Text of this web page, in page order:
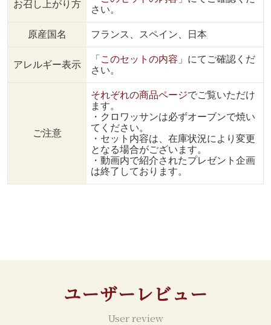
お召し上がり方
さい。
原産国名 フランス、スペイン、日本
アレルギー表示 「このセットの内容」 にてご確認くだ
さい。
ご注意
それぞれの商品ページでご覧いただけ
ます。
・クロワッサンは必ずオーブンで焼い
てください。
・セット内容は、在庫状況により変更
となる場合がございます。
・動画内で紹介されたプレゼント企画
は終了しております。
ユーザーレビュー
User review